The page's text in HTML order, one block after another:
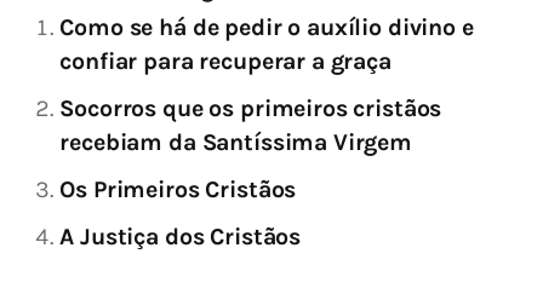
Como se há de pedir o auxílio divino e
confiar para recuperar a graça
Socorros que os primeiros cristãos
recebiam da Santíssima Virgem
Os Primeiros Cristãos
A Justiça dos Cristãos